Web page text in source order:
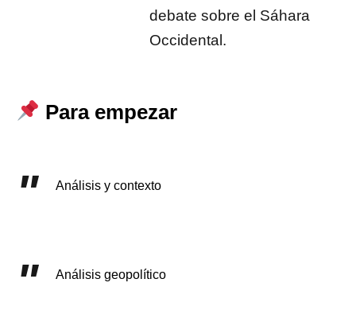
debate sobre el Sáhara
Occidental.
Para empezar
Análisis y contexto
Análisis geopolítico